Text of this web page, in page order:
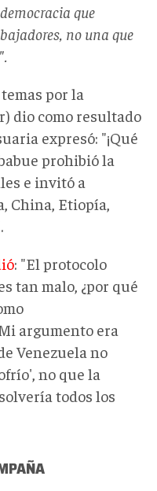
que
no una que
por la
dio como resultado
expresó: "¡Qué
prohibió la
e invitó a
China, Etiopía,
: "El protocolo
tan malo, ¿por qué
argumento era
Venezuela no
no que la
todos los